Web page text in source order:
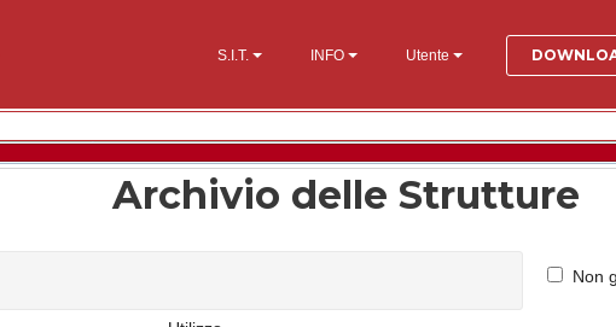
S.I.T. INFO Utente